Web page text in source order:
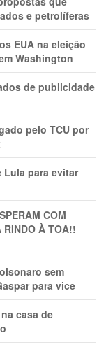
e petrolíferas
EUA na eleição
Washington
de publicidade
pelo TCU por
Lula para evitar
COM
RINDO À TOA!!
sem
para vice
casa de